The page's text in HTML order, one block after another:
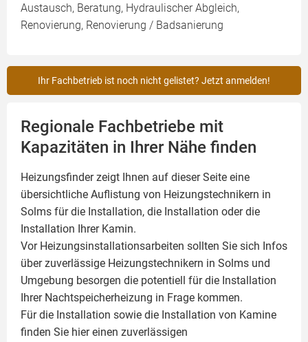
Austausch, Beratung, Hydraulischer Abgleich,
Renovierung, Renovierung / Badsanierung
Ihr Fachbetrieb ist noch nicht gelistet? Jetzt anmelden!
Regionale Fachbetriebe mit
Kapazitäten in Ihrer Nähe finden
Heizungsfinder zeigt Ihnen auf dieser Seite eine
übersichtliche Auflistung von Heizungstechnikern in
Solms für die Installation, die Installation oder die
Installation Ihrer Kamin.
Vor Heizungsinstallationsarbeiten sollten Sie sich Infos
über zuverlässige Heizungstechnikern in Solms und
Umgebung besorgen die potentiell für die Installation
Ihrer Nachtspeicherheizung in Frage kommen.
Für die Installation sowie die Installation von Kamine
finden Sie hier einen zuverlässigen